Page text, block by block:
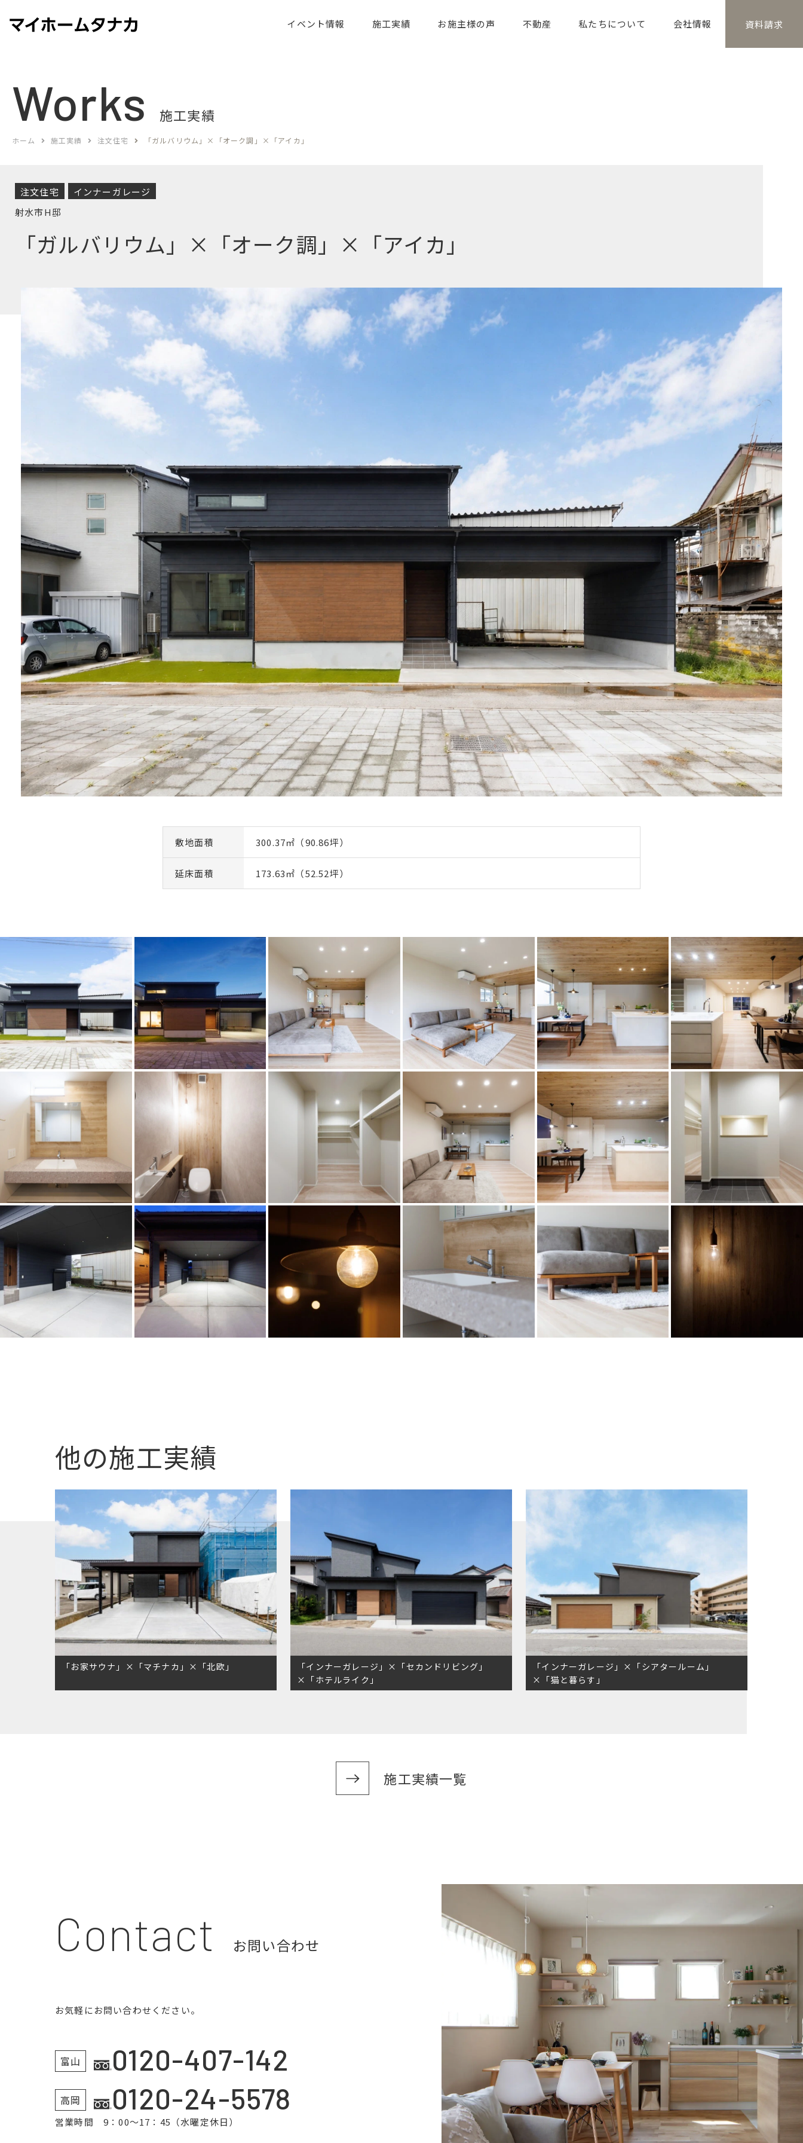
イベント情報 施工実績 お施主様の声 不動産 私たちについて 会社情報 資料請求
Works 施工実績
ホーム 施工実績 注文住宅 「ガルバリウム」×「オーク調」×「アイカ」
注文住宅
インナーガレージ
射水市H邸
「ガルバリウム」×「オーク調」×「アイカ」
敷地面積 300.37㎡（90.86坪）
延床面積 173.63㎡（52.52坪）
他の施工実績
「お家サウナ」×「マチナカ」×「北欧」
「インナーガレージ」×「セカンドリビング」
×「ホテルライク」
「インナーガレージ」×「シアタールーム」
×「猫と暮らす」
施工実績一覧
Contact お問い合わせ
お気軽にお問い合わせください。
富山 0120-407-142
高岡 0120-24-5578
営業時間 9：00～17：45（水曜定休日）